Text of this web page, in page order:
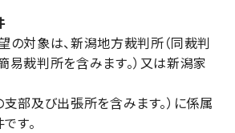
対象は、新潟地方裁判所（同裁判
裁判所を含みます。）又は新潟家
部及び出張所を含みます。）に係属
す。